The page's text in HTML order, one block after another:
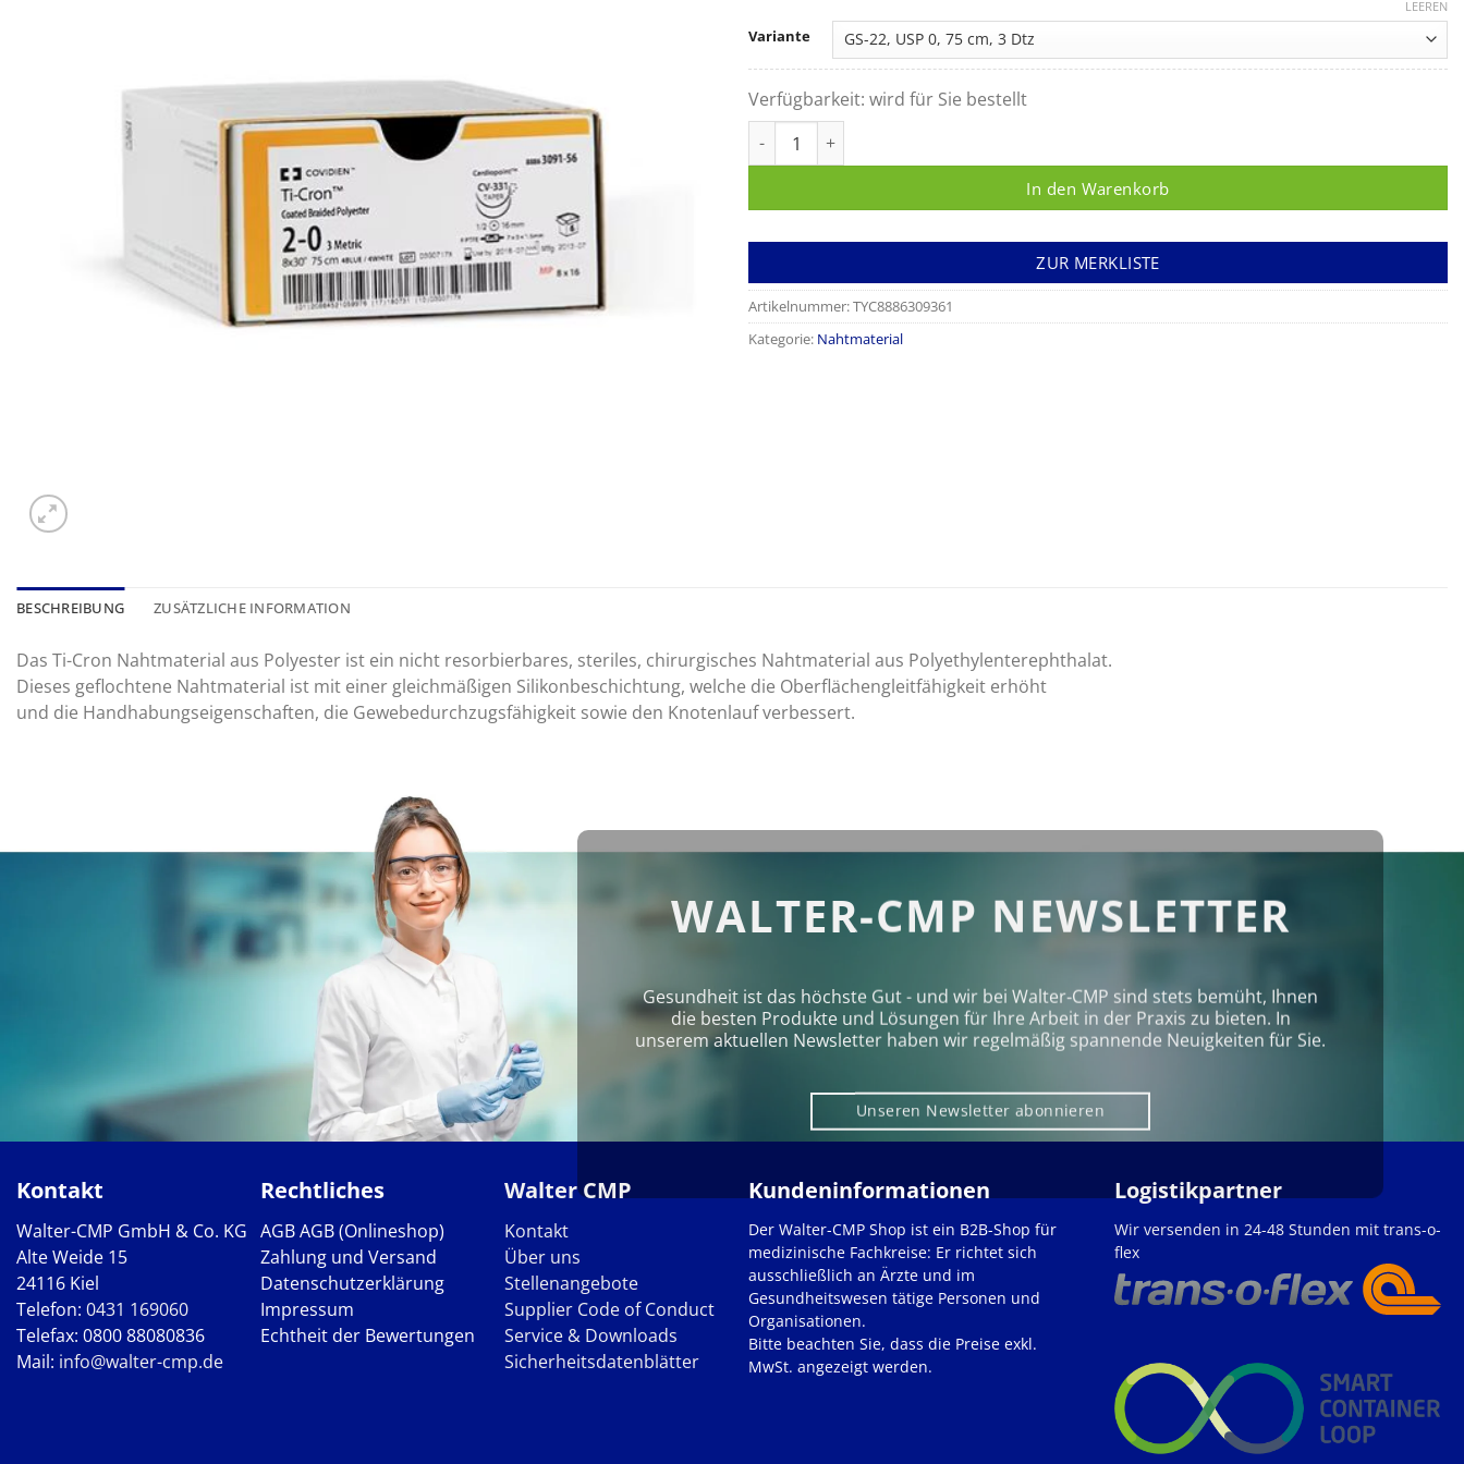
Variante
LEEREN
Verfügbarkeit: wird für Sie bestellt
In den Warenkorb
ZUR MERKLISTE
Artikelnummer:TYC8886309361
Kategorie: Nahtmaterial
BESCHREIBUNG ZUSÄTZLICHE INFORMATION
Das Ti-Cron Nahtmaterial aus Polyester ist ein nicht resorbierbares, steriles, chirurgisches Nahtmaterial aus Polyethylenterephthalat.
Dieses geflochtene Nahtmaterial ist mit einer gleichmäßigen Silikonbeschichtung, welche die Oberflächengleitfähigkeit erhöht
und die Handhabungseigenschaften, die Gewebedurchzugsfähigkeit sowie den Knotenlauf verbessert.
WALTER-CMP NEWSLETTER
Gesundheit ist das höchste Gut - und wir bei Walter‑CMP sind stets bemüht, Ihnen
die besten Produkte und Lösungen für Ihre Arbeit in der Praxis zu bieten. In
unserem aktuellen Newsletter haben wir regelmäßig spannende Neuigkeiten für Sie.
Unseren Newsletter abonnieren
Kontakt
Walter-CMP GmbH & Co. KG
Alte Weide 15
24116 Kiel
Telefon: 0431 169060
Telefax: 0800 88080836
Mail: info@walter-cmp.de
Rechtliches
AGBAGB (Onlineshop)
Zahlung und Versand
Datenschutzerklärung
Impressum
Echtheit der Bewertungen
Walter CMP
Kontakt
Über uns
Stellenangebote
Supplier Code of Conduct
Service & Downloads
Sicherheitsdatenblätter
Kundeninformationen
Der Walter-CMP Shop ist ein B2B-Shop für
medizinische Fachkreise: Er richtet sich
ausschließlich an Ärzte und im
Gesundheitswesen tätige Personen und
Organisationen.
Bitte beachten Sie, dass die Preise exkl.
MwSt. angezeigt werden.
Logistikpartner
Wir versenden in 24-48 Stunden mit trans-o-
flex